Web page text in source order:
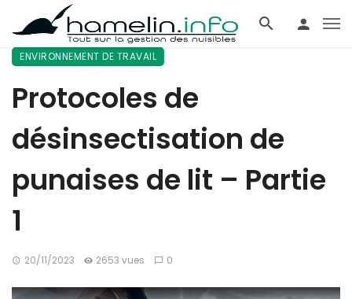
ENVIRONNEMENT DE TRAVAIL
Protocoles de
désinsectisation de
punaises de lit – Partie
1
20/11/2023 2653 vues 0